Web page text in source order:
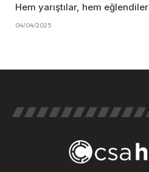
Hem yarıştılar, hem eğlendiler
04/04/2025